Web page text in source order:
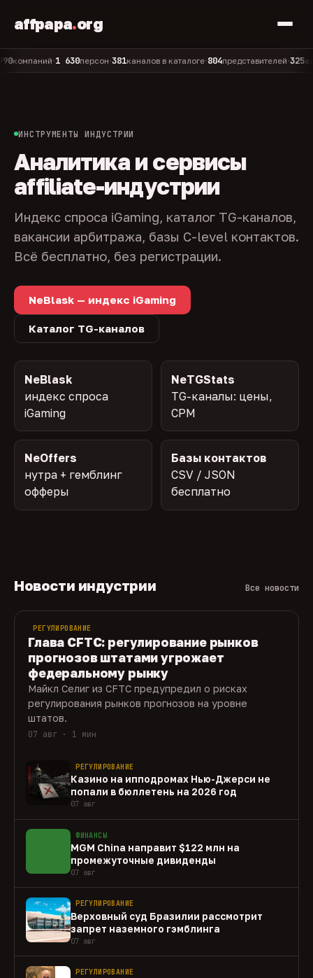
affpapa.org
•1 630персон•381каналов в каталоге•804представителей•325
ИНСТРУМЕНТЫ ИНДУСТРИИ
Аналитика и сервисы
affiliate-индустрии
Индекс спроса iGaming, каталог TG-каналов,
вакансии арбитража, базы C-level контактов.
Всё бесплатно, без регистрации.
NeBlask — индекс iGaming
Каталог TG-каналов
NeBlask
индекс спроса
iGaming
NeTGStats
TG-каналы: цены,
CPM
NeOffers
нутра + гемблинг
офферы
Базы контактов
CSV / JSON
бесплатно
Новости индустрии Все новости
РЕГУЛИРОВАНИЕ
Глава CFTC: регулирование рынков
прогнозов штатами угрожает
федеральному рынку
Майкл Селиг из CFTC предупредил о рисках
регулирования рынков прогнозов на уровне
штатов.
07 авг · 1 мин
РЕГУЛИРОВАНИЕ
Казино на ипподромах Нью-Джерси не
попали в бюллетень на 2026 год
07 авг
ФИНАНСЫ
MGM China направит $122 млн на
промежуточные дивиденды
07 авг
РЕГУЛИРОВАНИЕ
Верховный суд Бразилии рассмотрит
запрет наземного гэмблинга
07 авг
РЕГУЛИРОВАНИЕ